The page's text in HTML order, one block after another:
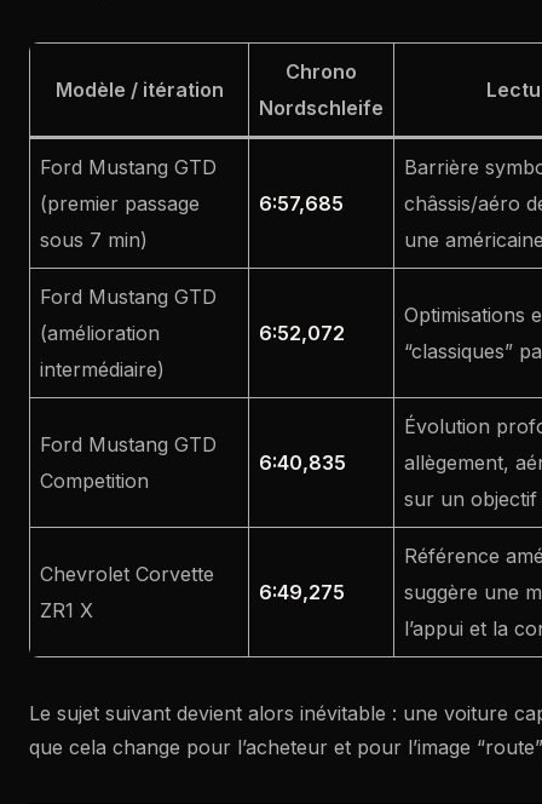
Modèle / itération
Chrono
Nordschleife
Ford Mustang GTD
(premier passage
sous 7 min)
6:57,685
Barrière
châssis/aéro
une
Ford Mustang GTD
(amélioration
intermédiaire)
6:52,072
Optimisations
“classiques”
Ford Mustang GTD
Competition
6:40,835
Évolution
allègement,
sur un
Chevrolet Corvette
ZR1 X
6:49,275
Référence
suggère une
l’appui et la
Le sujet suivant devient alors inévitable : une voiture
que cela change pour l’acheteur et pour l’image